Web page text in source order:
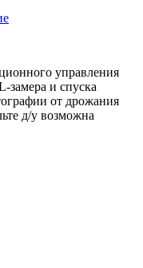
управления
замера и спуска
от дрожания
д/у возможна